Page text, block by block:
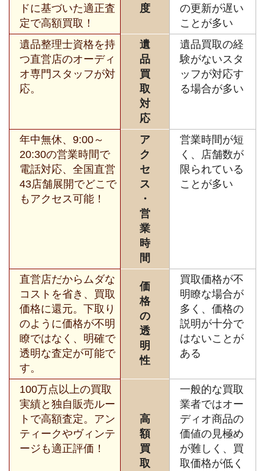
ドに基づいた適正査
定で高額買取！
度
の更新が遅い
ことが多い
遺品整理士資格を持
つ直営店のオーディ
オ専門スタッフが対
応。
遺
品
買
取
対
応
遺品買取の経
験がないスタ
ッフが対応す
る場合が多い
年中無休、9:00～
20:30の営業時間で
電話対応、全国直営
43店舗展開でどこで
もアクセス可能！
ア
ク
セ
ス
・
営
業
時
間
営業時間が短
く、店舗数が
限られている
ことが多い
直営店だからムダな
コストを省き、買取
価格に還元。下取り
のように価格が不明
瞭ではなく、明確で
透明な査定が可能で
す。
価
格
の
透
明
性
買取価格が不
明瞭な場合が
多く、価格の
説明が十分で
はないことが
ある
100万点以上の買取
実績と独自販売ルー
トで高額査定。アン
ティークやヴィンテ
ージも適正評価！
高
額
買
取
一般的な買取
業者ではオー
ディオ商品の
価値の見極め
が難しく、買
取価格が低く